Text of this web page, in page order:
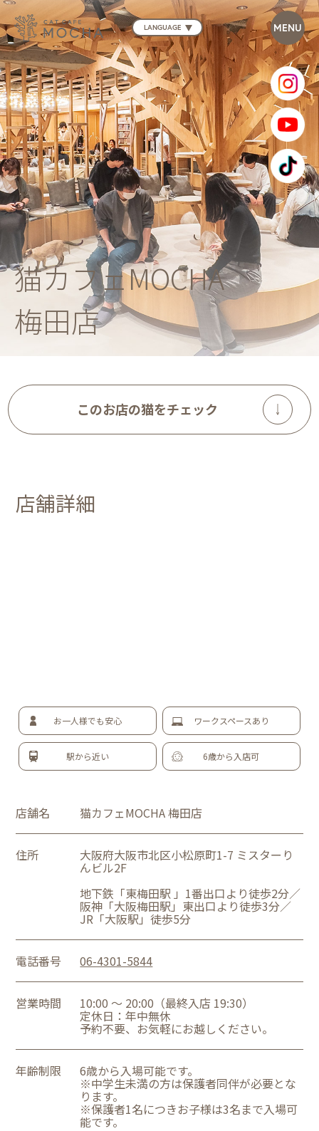
LANGUAGE
猫カフェMOCHA
梅田店
このお店の猫をチェック
店舗詳細
お一人様でも安心 ワークスペースあり
駅から近い 6歳から入店可
店舗名 猫カフェMOCHA 梅田店
住所 大阪府大阪市北区小松原町1-7 ミスターり
んビル2F
地下鉄「東梅田駅 」1番出口より徒歩2分／
阪神「大阪梅田駅」東出口より徒歩3分／
JR「大阪駅」徒歩5分
電話番号 06-4301-5844
営業時間 10:00 ～ 20:00（最終入店 19:30）
定休日：年中無休
予約不要、お気軽にお越しください。
年齢制限 6歳から入場可能です。
※中学生未満の方は保護者同伴が必要とな
ります。
※保護者1名につきお子様は3名まで入場可
能です。